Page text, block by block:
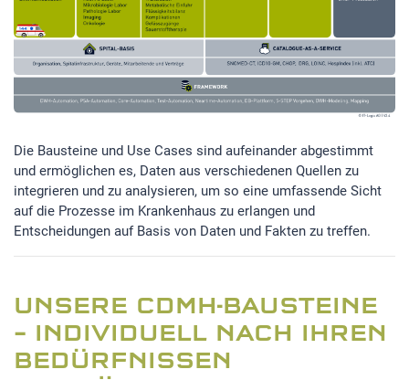
Die Bausteine und Use Cases sind aufeinander abgestimmt
und ermöglichen es, Daten aus verschiedenen Quellen zu
integrieren und zu analysieren, um so eine umfassende Sicht
auf die Prozesse im Krankenhaus zu erlangen und
Entscheidungen auf Basis von Daten und Fakten zu treffen.
UNSERE CDMH-BAUSTEINE
– INDIVIDUELL NACH IHREN
BEDÜRFNISSEN